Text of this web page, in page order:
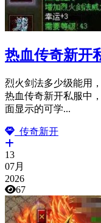
热血传奇新开
烈火剑法多少级能用
热血传奇新开私服中
面显示的可学...
传奇新开
13
07月
2026
67